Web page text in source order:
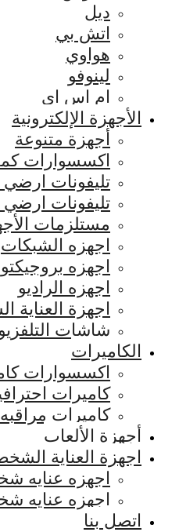
ديل
اتش بي
هواوي
لينوفو
ام اس اي
الأجهزة الإلكترونية
أجهزة متنوعة
اكسسوارات
تليفونات
تليفونات ارضي
مستلزمات
اجهزه الشبكات
اجهزه
اجهزه الراديو
اجهزة العناية
شاشات
الكاميرات
اكسسوارات
كاميرات
كاميرات مراقبه
أجهزة الألعاب
اجهزة العناية
اجهزه عنايه
اجهزه عنايه
اتصل بنا